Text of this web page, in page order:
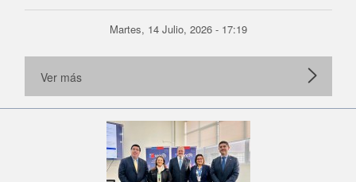
Martes, 14 Julio, 2026 - 17:19
Ver más